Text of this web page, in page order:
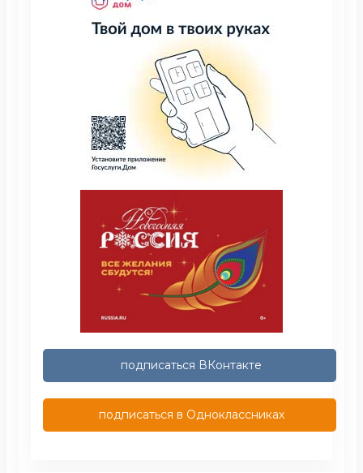
подписаться ВКонтакте
подписаться в Одноклассниках